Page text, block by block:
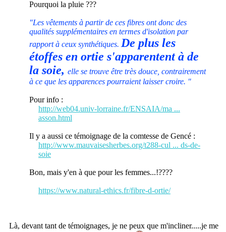
Pourquoi la pluie ???
"Les vêtements à partir de ces fibres ont donc des
qualités supplémentaires en termes d'isolation par
rapport à ceux synthétiques. De plus les
étoffes en ortie s'apparentent à de
la soie, elle se trouve être très douce, contrairement
à ce que les apparences pourraient laisser croire. "
Pour info :
http://web04.univ-lorraine.fr/ENSAIA/ma ...
asson.html
Il y a aussi ce témoignage de la comtesse de Gencé :
http://www.mauvaisesherbes.org/t288-cul ... ds-de-
soie
Bon, mais y'en à que pour les femmes...!????
https://www.natural-ethics.fr/fibre-d-ortie/
Là, devant tant de témoignages, je ne peux que m'incliner.....je me